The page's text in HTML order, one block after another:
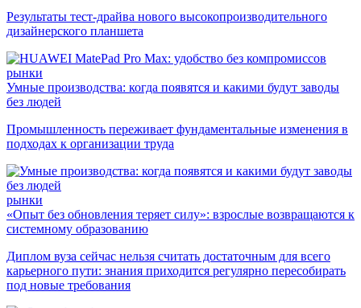
Результаты тест-драйва нового высокопроизводительного
дизайнерского планшета
рынки
Умные производства: когда появятся и какими будут заводы
без людей
Промышленность переживает фундаментальные изменения в
подходах к организации труда
рынки
«Опыт без обновления теряет силу»: взрослые возвращаются к
системному образованию
Диплом вуза сейчас нельзя считать достаточным для всего
карьерного пути: знания приходится регулярно пересобирать
под новые требования